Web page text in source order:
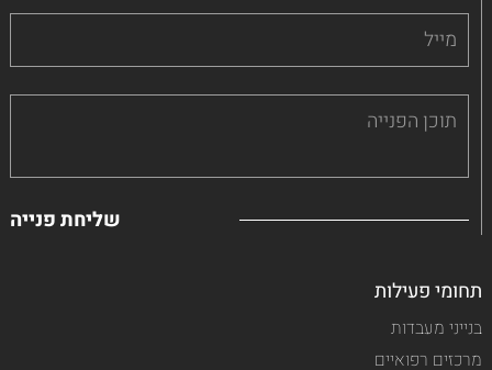
תחומי פעילות
בנייני מעבדות
מרכזים רפואיים